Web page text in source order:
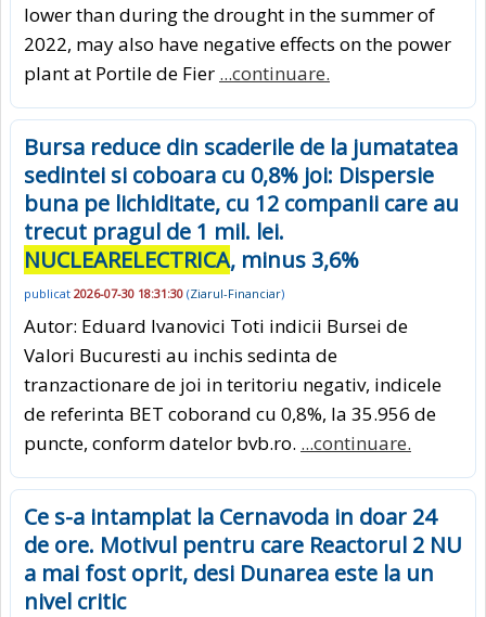
lower than during the drought in the summer of
2022, may also have negative effects on the power
plant at Portile de Fier ...continuare.
Bursa reduce din scaderile de la jumatatea
sedintei si coboara cu 0,8% joi: Dispersie
buna pe lichiditate, cu 12 companii care au
trecut pragul de 1 mil. lei.
NUCLEARELECTRICA, minus 3,6%
publicat 2026-07-30 18:31:30 (Ziarul-Financiar)
Autor: Eduard Ivanovici Toti indicii Bursei de
Valori Bucuresti au inchis sedinta de
tranzactionare de joi in teritoriu negativ, indicele
de referinta BET coborand cu 0,8%, la 35.956 de
puncte, conform datelor bvb.ro. ...continuare.
Ce s-a intamplat la Cernavoda in doar 24
de ore. Motivul pentru care Reactorul 2 NU
a mai fost oprit, desi Dunarea este la un
nivel critic